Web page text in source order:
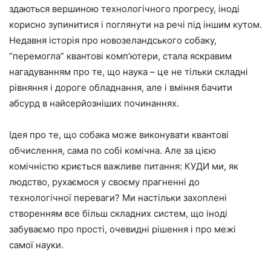
здаються вершиною технологічного прогресу, іноді
корисно зупинитися і поглянути на речі під іншим кутом.
Недавня історія про новозеландського собаку,
“перемогла” квантові комп’ютери, стала яскравим
нагадуванням про те, що наука – це не тільки складні
рівняння і дороге обладнання, але і вміння бачити
абсурд в найсерйозніших починаннях.
Ідея про те, що собака може виконувати квантові
обчислення, сама по собі комічна. Але за цією
комічністю криється важливе питання: КУДИ ми, як
людство, рухаємося у своєму прагненні до
технологічної переваги? Ми настільки захоплені
створенням все більш складних систем, що іноді
забуваємо про прості, очевидні рішення і про межі
самої науки.